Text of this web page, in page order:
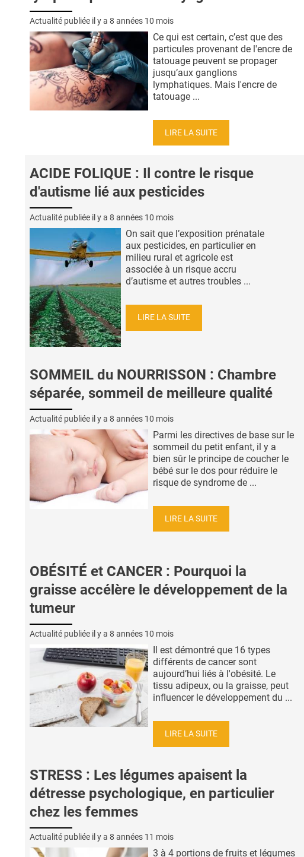
Actualité publiée il y a 8 années 10 mois
Ce qui est certain, c’est que des
particules provenant de l'encre de
tatouage peuvent se propager
jusqu’aux ganglions
lymphatiques. Mais l'encre de
tatouage ...
LIRE LA SUITE
ACIDE FOLIQUE : Il contre le risque
d'autisme lié aux pesticides
Actualité publiée il y a 8 années 10 mois
On sait que l’exposition prénatale
aux pesticides, en particulier en
milieu rural et agricole est
associée à un risque accru
d’autisme et autres troubles ...
LIRE LA SUITE
SOMMEIL du NOURRISSON : Chambre
séparée, sommeil de meilleure qualité
Actualité publiée il y a 8 années 10 mois
Parmi les directives de base sur le
sommeil du petit enfant, il y a
bien sûr le principe de coucher le
bébé sur le dos pour réduire le
risque de syndrome de ...
LIRE LA SUITE
OBÉSITÉ et CANCER : Pourquoi la
graisse accélère le développement de la
tumeur
Actualité publiée il y a 8 années 10 mois
Il est démontré que 16 types
différents de cancer sont
aujourd’hui liés à l'obésité. Le
tissu adipeux, ou la graisse, peut
influencer le développement du ...
LIRE LA SUITE
STRESS : Les légumes apaisent la
détresse psychologique, en particulier
chez les femmes
Actualité publiée il y a 8 années 11 mois
3 à 4 portions de fruits et légumes